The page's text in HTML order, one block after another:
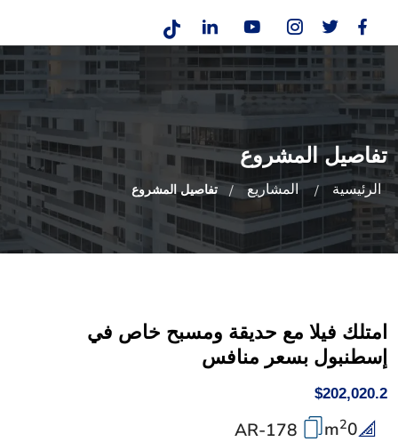
تفاصيل المشروع
الرئيسية المشاريع تفاصيل المشروع
امتلك فيلا مع حديقة ومسبح خاص في
إسطنبول بسعر منافس
$202,020.2
0
m2